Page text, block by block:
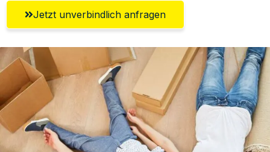
Jetzt unverbindlich anfragen